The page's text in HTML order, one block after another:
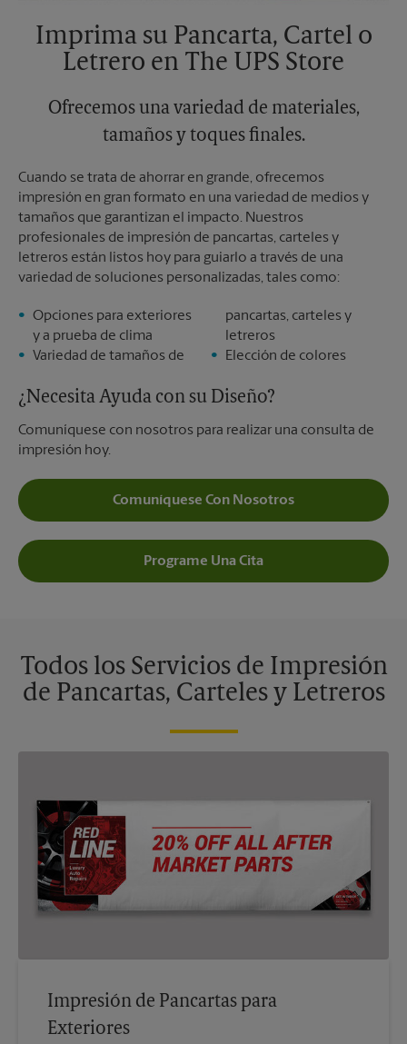
Imprima su Pancarta, Cartel o
Letrero en The UPS Store
Ofrecemos una variedad de materiales,
tamaños y toques finales.
Cuando se trata de ahorrar en grande, ofrecemos
impresión en gran formato en una variedad de medios y
tamaños que garantizan el impacto. Nuestros
profesionales de impresión de pancartas, carteles y
letreros están listos hoy para guiarlo a través de una
variedad de soluciones personalizadas, tales como:
Opciones para exteriores
y a prueba de clima
Variedad de tamaños de
pancartas, carteles y
letreros
Elección de colores
¿Necesita Ayuda con su Diseño?
Comuníquese con nosotros para realizar una consulta de
impresión hoy.
Comuníquese Con Nosotros
Programe Una Cita
Todos los Servicios de Impresión
de Pancartas, Carteles y Letreros
Impresión de Pancartas para
Exteriores